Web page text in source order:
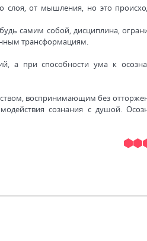
слоя, от мышления, но это
самим собой, дисциплина,
трансформациям.
а при способности ума к
воспринимающим без
сознания с душой.